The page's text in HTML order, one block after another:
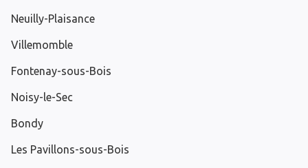
Neuilly-Plaisance
Villemomble
Fontenay-sous-Bois
Noisy-le-Sec
Bondy
Les Pavillons-sous-Bois